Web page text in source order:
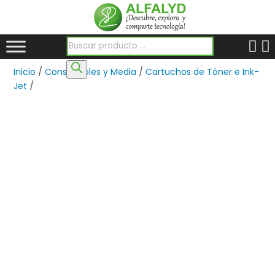
Búsqueda de productos
Inicio /Consumibles y Media /Cartuchos de Tóner e Ink-
Jet /